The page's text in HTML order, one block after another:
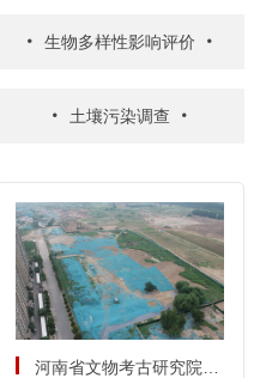
生物多样性影响评价
土壤污染调查
河南省文物考古研究院